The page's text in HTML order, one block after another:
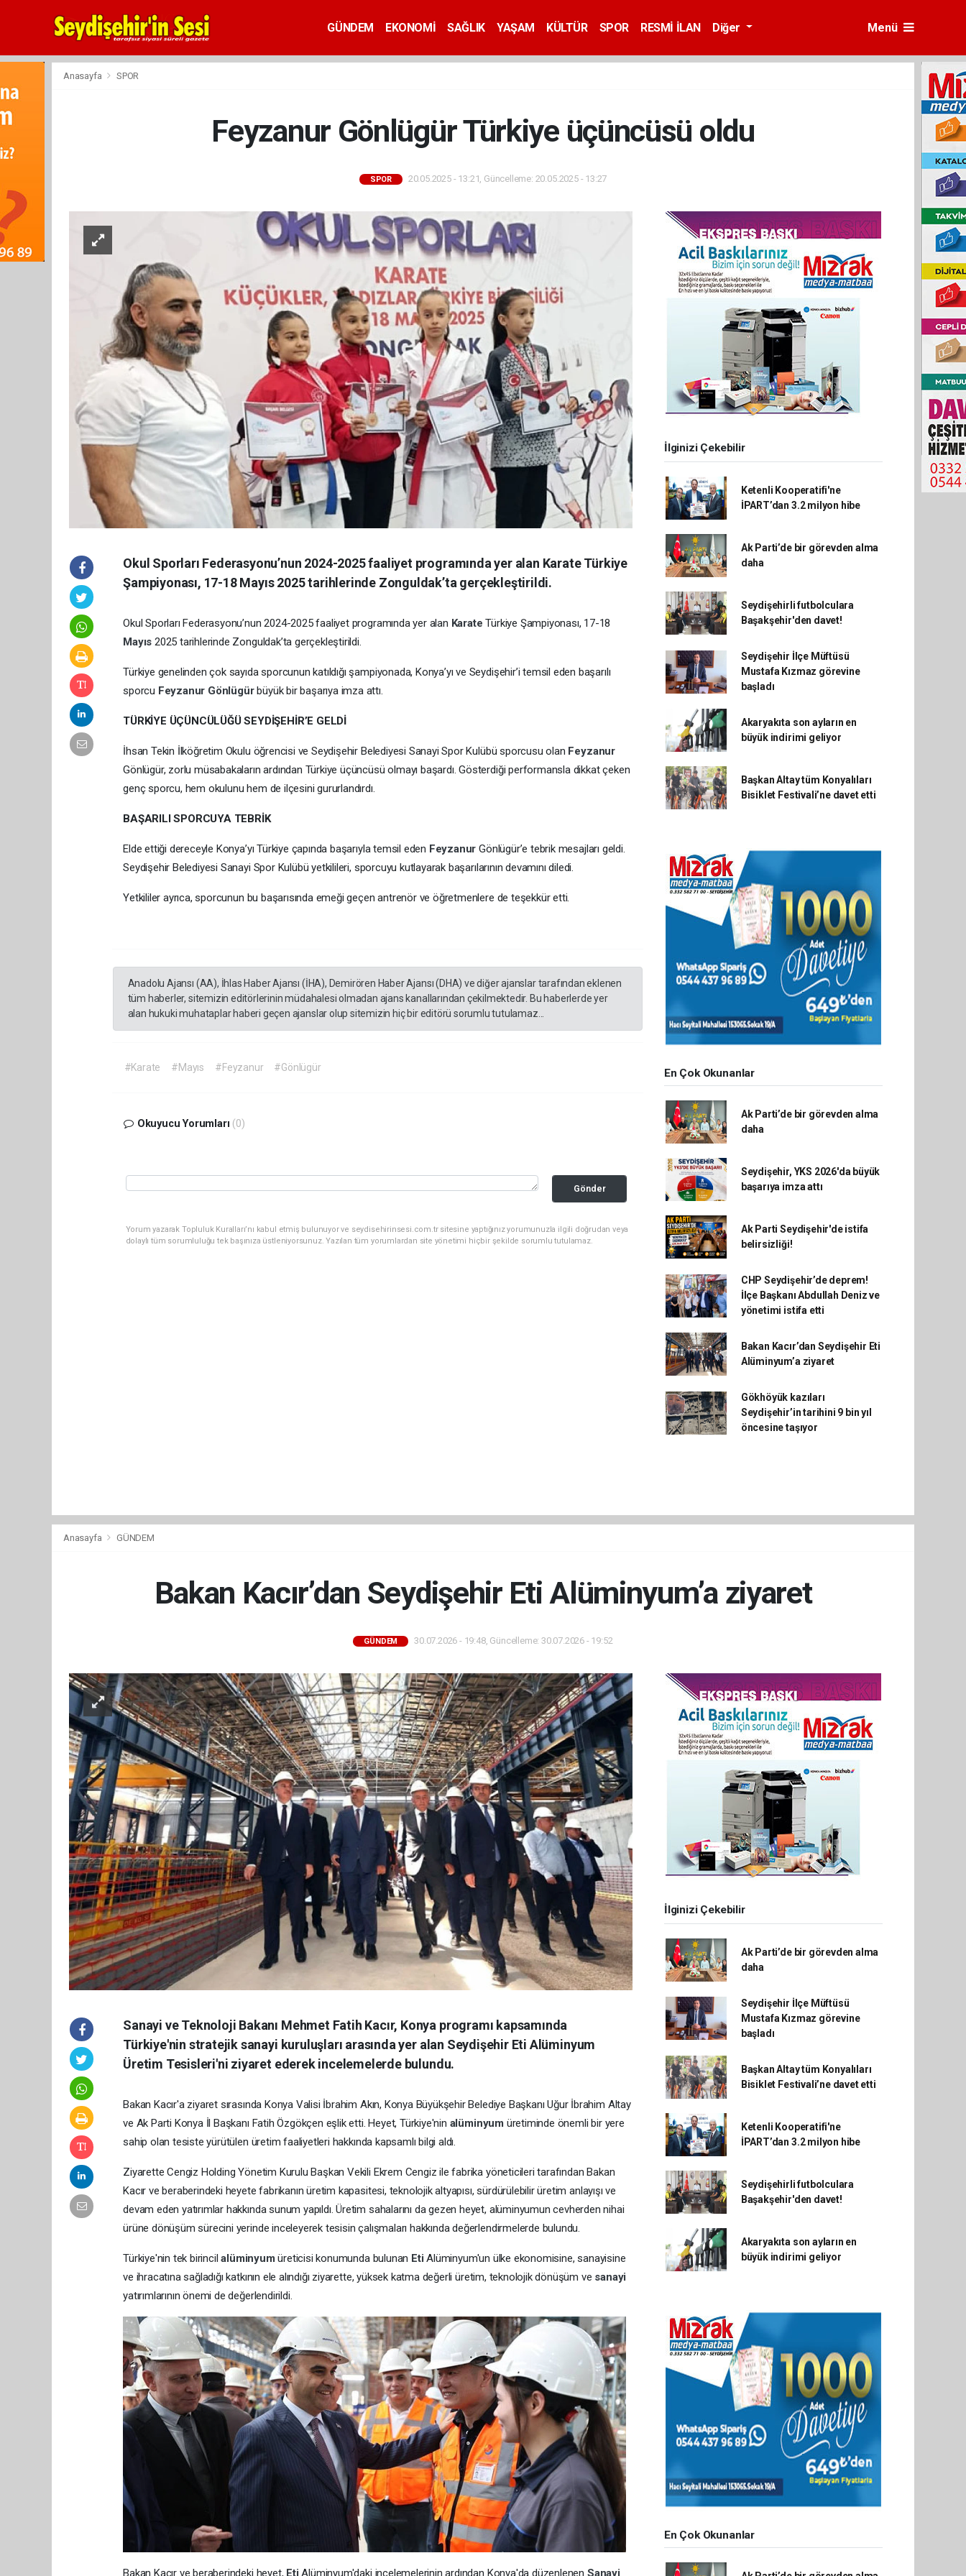
GÜNDEM EKONOMİ SAĞLIK YAŞAM KÜLTÜR SPOR RESMİ İLAN Diğer Menü
Anasayfa SPOR
Feyzanur Gönlügür Türkiye üçüncüsü oldu
SPOR 20.05.2025 - 13:21, Güncelleme: 20.05.2025 - 13:27
Okul Sporları Federasyonu’nun 2024-2025 faaliyet programında yer alan Karate Türkiye
Şampiyonası, 17-18 Mayıs 2025 tarihlerinde Zonguldak’ta gerçekleştirildi.
Okul Sporları Federasyonu’nun 2024-2025 faaliyet programında yer alan KarateTürkiye Şampiyonası, 17-18
Mayıs 2025 tarihlerinde Zonguldak’ta gerçekleştirildi.
Türkiye genelinden çok sayıda sporcunun katıldığı şampiyonada, Konya’yı ve Seydişehir’i temsil eden başarılı
sporcu Feyzanur Gönlügürbüyük bir başarıya imza attı.
TÜRKİYE ÜÇÜNCÜLÜĞÜ SEYDİŞEHİR’E GELDİ
İhsan Tekin İlköğretim Okulu öğrencisi ve Seydişehir Belediyesi Sanayi Spor Kulübü sporcusu olan Feyzanur
Gönlügür, zorlu müsabakaların ardından Türkiye üçüncüsü olmayı başardı. Gösterdiği performansla dikkat çeken
genç sporcu, hem okulunu hem de ilçesini gururlandırdı.
BAŞARILI SPORCUYA TEBRİK
Elde ettiği dereceyle Konya’yı Türkiye çapında başarıyla temsil eden FeyzanurGönlügür’e tebrik mesajları geldi.
Seydişehir Belediyesi Sanayi Spor Kulübü yetkilileri, sporcuyu kutlayarak başarılarının devamını diledi.
Yetkililer ayrıca, sporcunun bu başarısında emeği geçen antrenör ve öğretmenlere de teşekkür etti.
Anadolu Ajansı (AA), İhlas Haber Ajansı (İHA), Demirören Haber Ajansı (DHA) ve diğer ajanslar tarafından eklenen
tüm haberler, sitemizin editörlerinin müdahalesi olmadan ajans kanallarından çekilmektedir. Bu haberlerde yer
alan hukuki muhataplar haberi geçen ajanslar olup sitemizin hiç bir editörü sorumlu tutulamaz...
#Karate #Mayıs #Feyzanur #Gönlügür
Okuyucu Yorumları (0)
Gönder
Yorum yazarak Topluluk Kuralları’nı kabul etmiş bulunuyor ve seydisehirinsesi.com.tr sitesine yaptığınız yorumunuzla ilgili doğrudan veya
dolaylı tüm sorumluluğu tek başınıza üstleniyorsunuz. Yazılan tüm yorumlardan site yönetimi hiçbir şekilde sorumlu tutulamaz.
İlginizi Çekebilir
Ketenli Kooperatifi'ne
İPART’dan 3.2 milyon hibe
Ak Parti’de bir görevden alma
daha
Seydişehirli futbolculara
Başakşehir'den davet!
Seydişehir İlçe Müftüsü
Mustafa Kızmaz görevine
başladı
Akaryakıta son ayların en
büyük indirimi geliyor
Başkan Altay tüm Konyalıları
Bisiklet Festivali’ne davet etti
En Çok Okunanlar
Ak Parti’de bir görevden alma
daha
Seydişehir, YKS 2026'da büyük
başarıya imza attı
Ak Parti Seydişehir'de istifa
belirsizliği!
CHP Seydişehir’de deprem!
İlçe Başkanı Abdullah Deniz ve
yönetimi istifa etti
Bakan Kacır’dan Seydişehir Eti
Alüminyum’a ziyaret
Gökhöyük kazıları
Seydişehir’in tarihini 9 bin yıl
öncesine taşıyor
Anasayfa GÜNDEM
Bakan Kacır’dan Seydişehir Eti Alüminyum’a ziyaret
GÜNDEM 30.07.2026 - 19:48, Güncelleme: 30.07.2026 - 19:52
Sanayi ve Teknoloji Bakanı Mehmet Fatih Kacır, Konya programı kapsamında
Türkiye'nin stratejik sanayi kuruluşları arasında yer alan Seydişehir Eti Alüminyum
Üretim Tesisleri'ni ziyaret ederek incelemelerde bulundu.
Bakan Kacır'a ziyaret sırasında Konya Valisi İbrahim Akın, Konya Büyükşehir Belediye Başkanı Uğur İbrahim Altay
ve Ak Parti Konya İl Başkanı Fatih Özgökçen eşlik etti. Heyet, Türkiye'nin alüminyum üretiminde önemli bir yere
sahip olan tesiste yürütülen üretim faaliyetleri hakkında kapsamlı bilgi aldı.
Ziyarette Cengiz Holding Yönetim Kurulu Başkan Vekili Ekrem Cengiz ile fabrika yöneticileri tarafından Bakan
Kacır ve beraberindeki heyete fabrikanın üretim kapasitesi, teknolojik altyapısı, sürdürülebilir üretim anlayışı ve
devam eden yatırımlar hakkında sunum yapıldı. Üretim sahalarını da gezen heyet, alüminyumun cevherden nihai
ürüne dönüşüm sürecini yerinde inceleyerek tesisin çalışmaları hakkında değerlendirmelerde bulundu.
Türkiye'nin tek birincilalüminyumüreticisi konumunda bulunan EtiAlüminyum'un ülke ekonomisine, sanayisine
ve ihracatına sağladığı katkının ele alındığı ziyarette, yüksek katma değerli üretim, teknolojik dönüşüm ve sanayi
yatırımlarının önemi de değerlendirildi.
Bakan Kacır ve beraberindeki heyet, EtiAlüminyum'daki incelemelerinin ardından Konya'da düzenlenen Sanayi
İlginizi Çekebilir
Ak Parti’de bir görevden alma
daha
Seydişehir İlçe Müftüsü
Mustafa Kızmaz görevine
başladı
Başkan Altay tüm Konyalıları
Bisiklet Festivali’ne davet etti
Ketenli Kooperatifi'ne
İPART’dan 3.2 milyon hibe
Seydişehirli futbolculara
Başakşehir'den davet!
Akaryakıta son ayların en
büyük indirimi geliyor
En Çok Okunanlar